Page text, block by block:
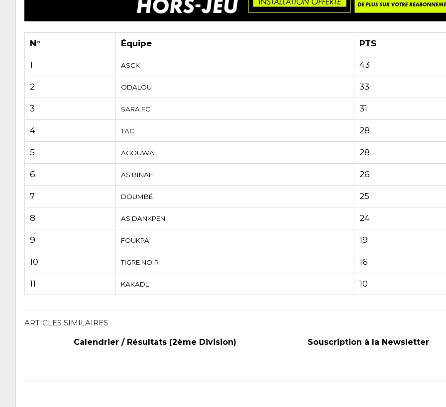
N° Équipe PTS
1 ASCK 43
2 ODALOU 33
3 SARA FC 31
4 TAC 28
5 AGOUWA 28
6 AS BINAH 26
7 DOUMBÉ 25
8 AS DANKPEN 24
9 FOUKPA 19
10 TIGRE NOIR 16
11 KAKADL 10
ARTICLES SIMILAIRES
Calendrier / Résultats (2ème Division) Souscription à la Newsletter